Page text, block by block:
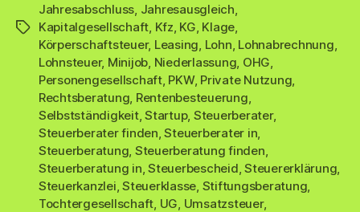
Schlagwörter
Jahresabschluss Jahresausgleich
Kapitalgesellschaft Kfz KG Klage
Körperschaftsteuer, Leasing Lohn Lohnabrechnung
Lohnsteuer, Minijob Niederlassung OHG
Personengesellschaft, PKW, Private Nutzung
Rechtsberatung Rentenbesteuerung
Selbstständigkeit,Startup, Steuerberater,
Steuerberater finden ,Steuerberater in
Steuerberatung Steuerberatung finden
Steuerberatung in ,Steuerbescheid ,Steuererklärung
Steuerkanzlei ,Steuerklasse Stiftungsberatung
Tochtergesellschaft UG Umsatzsteuer,